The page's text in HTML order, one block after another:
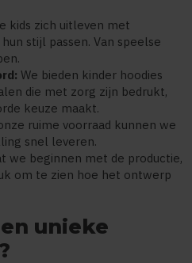
kids zich uitleven met
stijl passen. Van speelse
We bieden kinder hoodies
die met zorg zijn bedrukt,
keuze maakt.
ruime voorraad kunnen we
snel leveren.
we beginnen met de productie,
om te zien hoe het ontwerp
unieke